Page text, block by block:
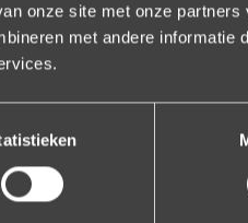
onze site met onze partners
met andere informatie